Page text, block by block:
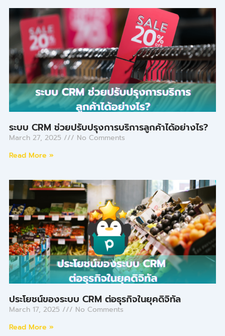
ระบบ CRM ช่วยปรับปรุงการบริการลูกค้าได้อย่างไร?
March 27, 2025
No Comments
Read More »
ประโยชน์ของระบบ CRM ต่อธุรกิจในยุคดิจิทัล
March 17, 2025
No Comments
Read More »